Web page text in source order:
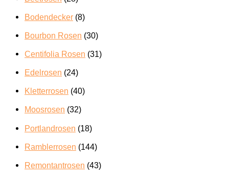
Bodendecker (8)
Bourbon Rosen (30)
Centifolia Rosen (31)
Edelrosen (24)
Kletterrosen (40)
Moosrosen (32)
Portlandrosen (18)
Ramblerrosen (144)
Remontantrosen (43)